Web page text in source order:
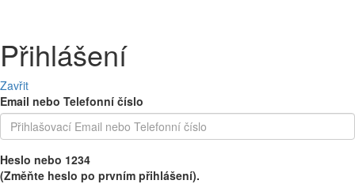
Přihlášení
Zavřit
Email nebo Telefonní číslo
Heslo nebo 1234
(Změňte heslo po prvním přihlášení).